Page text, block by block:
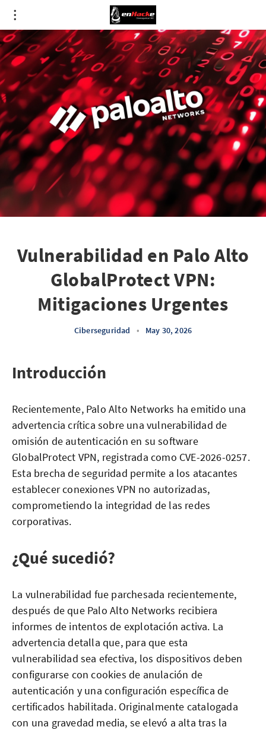
Vulnerabilidad en Palo Alto
GlobalProtect VPN:
Mitigaciones Urgentes
Ciberseguridad • May 30, 2026
Introducción
Recientemente, Palo Alto Networks ha emitido una
advertencia crítica sobre una vulnerabilidad de
omisión de autenticación en su software
GlobalProtect VPN, registrada como CVE-2026-0257.
Esta brecha de seguridad permite a los atacantes
establecer conexiones VPN no autorizadas,
comprometiendo la integridad de las redes
corporativas.
¿Qué sucedió?
La vulnerabilidad fue parchesada recientemente,
después de que Palo Alto Networks recibiera
informes de intentos de explotación activa. La
advertencia detalla que, para que esta
vulnerabilidad sea efectiva, los dispositivos deben
configurarse con cookies de anulación de
autenticación y una configuración específica de
certificados habilitada. Originalmente catalogada
con una gravedad media, se elevó a alta tras la